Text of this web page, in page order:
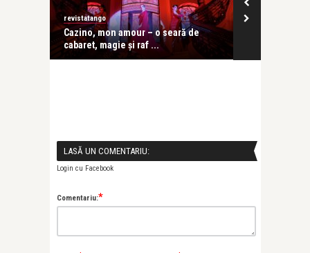
revistatango
Cazino, mon amour – o seară de
cabaret, magie și raf ...
LASĂ UN COMENTARIU:
Login cu Facebook
Comentariu:*